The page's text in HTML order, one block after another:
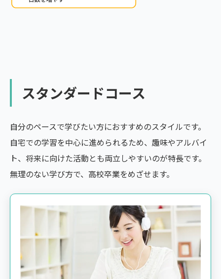
スタンダードコース
自分のペースで学びたい方におすすめのスタイルです。
自宅での学習を中心に進められるため、趣味やアルバイ
ト、将来に向けた活動とも両立しやすいのが特長です。
無理のない学び方で、高校卒業をめざせます。